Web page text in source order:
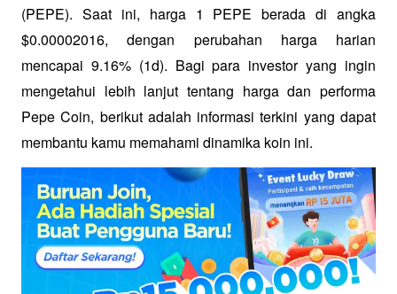
(PEPE). Saat ini, harga 1 PEPE berada di angka
$0.00002016, dengan perubahan harga harian
mencapai 9.16% (1d). Bagi para investor yang ingin
mengetahui lebih lanjut tentang harga dan performa
Pepe Coin, berikut adalah informasi terkini yang dapat
membantu kamu memahami dinamika koin ini.